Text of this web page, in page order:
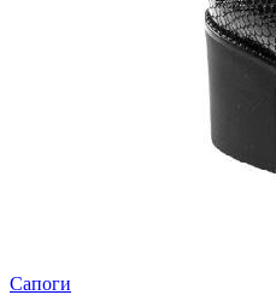
Сапоги